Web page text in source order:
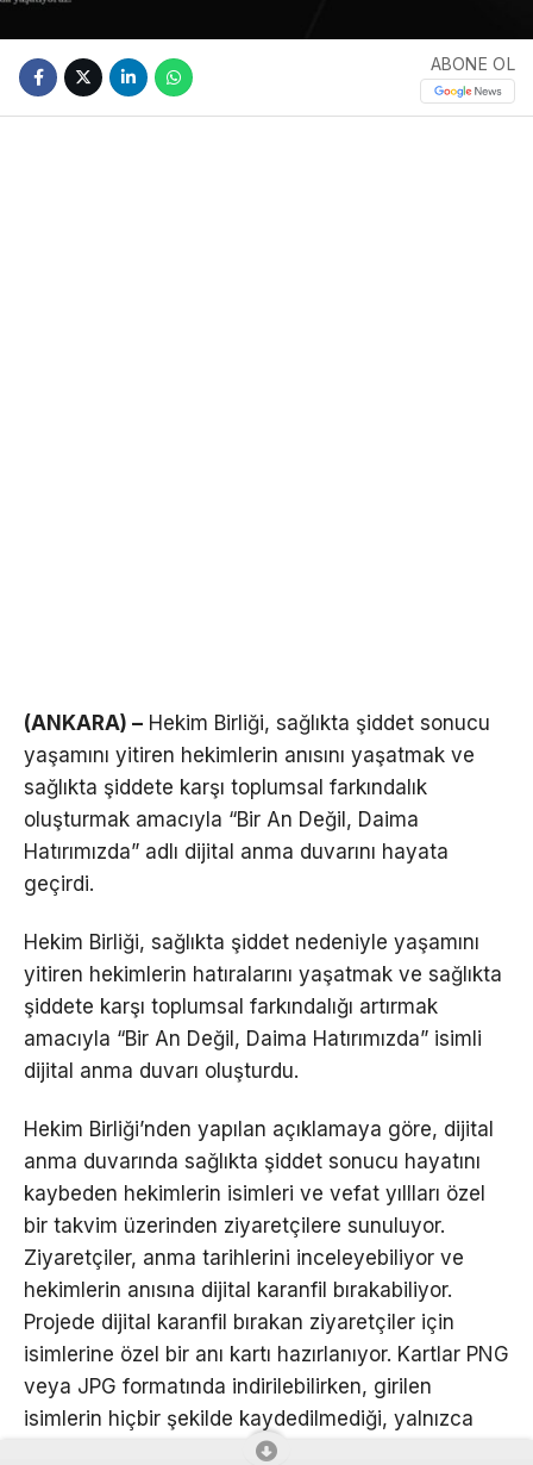
ABONE OL
(ANKARA) – Hekim Birliği, sağlıkta şiddet sonucu
yaşamını yitiren hekimlerin anısını yaşatmak ve
sağlıkta şiddete karşı toplumsal farkındalık
oluşturmak amacıyla “Bir An Değil, Daima
Hatırımızda” adlı dijital anma duvarını hayata
geçirdi.
Hekim Birliği, sağlıkta şiddet nedeniyle yaşamını
yitiren hekimlerin hatıralarını yaşatmak ve sağlıkta
şiddete karşı toplumsal farkındalığı artırmak
amacıyla “Bir An Değil, Daima Hatırımızda” isimli
dijital anma duvarı oluşturdu.
Hekim Birliği’nden yapılan açıklamaya göre, dijital
anma duvarında sağlıkta şiddet sonucu hayatını
kaybeden hekimlerin isimleri ve vefat yıllları özel
bir takvim üzerinden ziyaretçilere sunuluyor.
Ziyaretçiler, anma tarihlerini inceleyebiliyor ve
hekimlerin anısına dijital karanfil bırakabiliyor.
Projede dijital karanfil bırakan ziyaretçiler için
isimlerine özel bir anı kartı hazırlanıyor. Kartlar PNG
veya JPG formatında indirilebilirken, girilen
isimlerin hiçbir şekilde kaydedilmediği, yalnızca
kişisel anı kartının hazırlanması amacıyla